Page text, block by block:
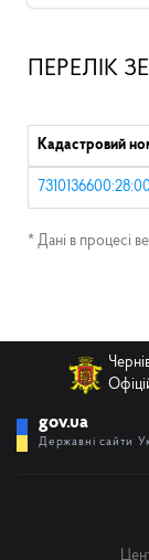
ПЕРЕЛІК
Кадастровий
* Дані в процесі
gov.ua
Державні сайти